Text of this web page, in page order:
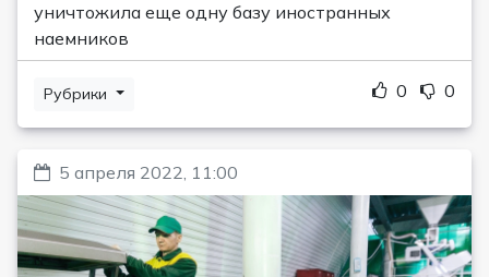
уничтожила еще одну базу иностранных
наемников
Рубрики 0 0
5 апреля 2022, 11:00